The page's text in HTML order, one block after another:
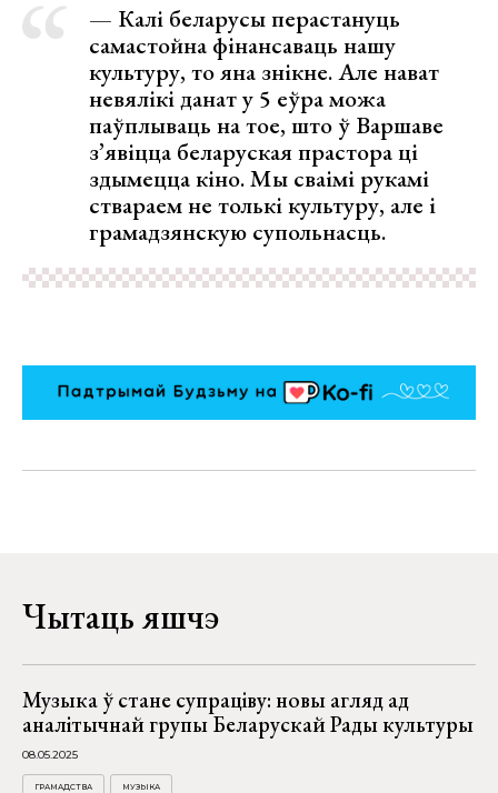
— Калі беларусы перастануць
самастойна фінансаваць нашу
культуру, то яна знікне. Але нават
невялікі данат у 5 еўра можа
паўплываць на тое, што ў Варшаве
з’явіцца беларуская прастора ці
здымецца кіно. Мы сваімі рукамі
ствараем не толькі культуру, але і
грамадзянскую супольнасць.
Чытаць яшчэ
Музыка ў стане супраціву: новы агляд ад
аналітычнай групы Беларускай Рады культуры
08.05.2025
ГРАМАДСТВА МУЗЫКА